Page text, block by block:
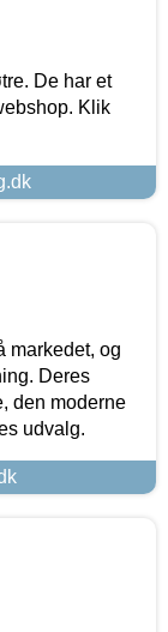
De har et
Klik
markedet, og
Deres
den moderne
udvalg.